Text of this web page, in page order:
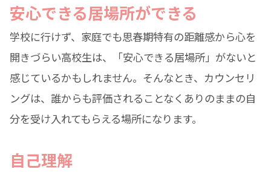
安心できる居場所ができる
学校に行けず、家庭でも思春期特有の距離感から心を
開きづらい高校生は、「安心できる居場所」がないと
感じているかもしれません。そんなとき、カウンセリ
ングは、誰からも評価されることなくありのままの自
分を受け入れてもらえる場所になります。
自己理解